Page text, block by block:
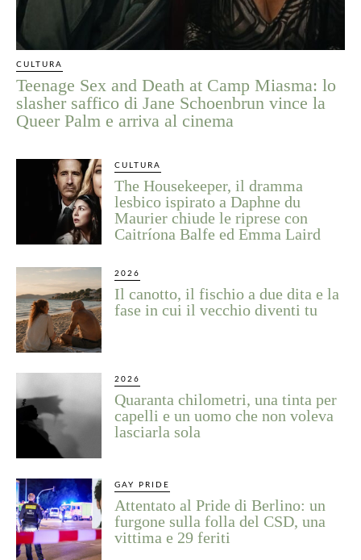
CULTURA
Teenage Sex and Death at Camp Miasma: lo
slasher saffico di Jane Schoenbrun vince la
Queer Palm e arriva al cinema
CULTURA
The Housekeeper, il dramma
lesbico ispirato a Daphne du
Maurier chiude le riprese con
Caitríona Balfe ed Emma Laird
2026
Il canotto, il fischio a due dita e la
fase in cui il vecchio diventi tu
2026
Quaranta chilometri, una tinta per
capelli e un uomo che non voleva
lasciarla sola
GAY PRIDE
Attentato al Pride di Berlino: un
furgone sulla folla del CSD, una
vittima e 29 feriti